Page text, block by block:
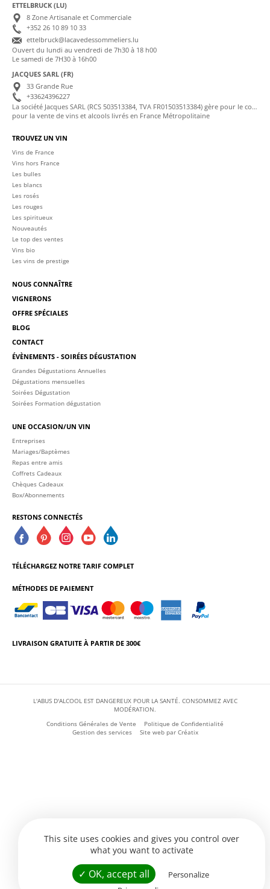
ETTELBRUCK (LU)
8 Zone Artisanale et Commerciale
+352 26 10 89 10 33
ettelbruck@lacavedessommeliers.lu
Ouvert du lundi au vendredi de 7h30 à 18 h00
Le samedi de 7H30 à 16h00
JACQUES SARL (FR)
33 Grande Rue
+33624396227
La société Jacques SARL (RCS 503513384, TVA FR01503513384) gère pour le compte de La Cave des Sommeliers les transactions bancaires et la facturation
pour la vente de vins et alcools livrés en France Métropolitaine
TROUVEZ UN VIN
Vins de France
Vins hors France
Les bulles
Les blancs
Les rosés
Les rouges
Les spiritueux
Nouveautés
Le top des ventes
Vins bio
Les vins de prestige
NOUS CONNAÎTRE
VIGNERONS
OFFRE SPÉCIALES
BLOG
CONTACT
ÉVÈNEMENTS - SOIRÉES DÉGUSTATION
Grandes Dégustations Annuelles
Dégustations mensuelles
Soirées Dégustation
Soirées Formation dégustation
UNE OCCASION/UN VIN
Entreprises
Mariages/Baptèmes
Repas entre amis
Coffrets Cadeaux
Chèques Cadeaux
Box/Abonnements
RESTONS CONNECTÉS
TÉLÉCHARGEZ NOTRE TARIF COMPLET
MÉTHODES DE PAIEMENT
LIVRAISON GRATUITE À PARTIR DE 300€
L'ABUS D'ALCOOL EST DANGEREUX POUR LA SANTÉ. CONSOMMEZ AVEC
MODÉRATION.
Conditions Générales de Vente
Politique de Confidentialité
Gestion des services
Site web par Créatix
This site uses cookies and gives you control over
what you want to activate
✓ OK, accept all
Personalize